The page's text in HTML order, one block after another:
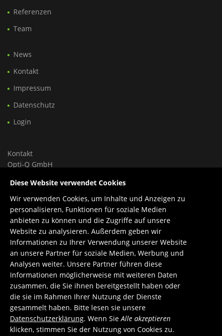
Referenzen
Team
News
Kontakt
Impressum
Datenschutz
Login
Kontakt
Opti-Q GmbH
1030 Wien, Österreich
Tel.: +43 699 150 84 588
Support: +43 660 1960 270
E-Mail:office@opti-q.com
Support:support@opti-q.com
Diese Website verwendet Cookies
Wir verwenden Cookies, um Inhalte und Anzeigen zu
personalisieren, Funktionen für soziale Medien
anbieten zu können und die Zugriffe auf unsere
Website zu analysieren. Außerdem geben wir
Informationen zu Ihrer Verwendung unserer Website
an unsere Partner für soziale Medien, Werbung und
Analysen weiter. Unsere Partner führen diese
Informationen möglicherweise mit weiteren Daten
zusammen, die Sie ihnen bereitgestellt haben oder
die sie im Rahmen Ihrer Nutzung der Dienste
gesammelt haben. Bitte lesen sie unsere
Datenschutzerklärung. Wenn SieAlle akzeptieren
klicken, stimmen Sie der Nutzung von Cookies zu.